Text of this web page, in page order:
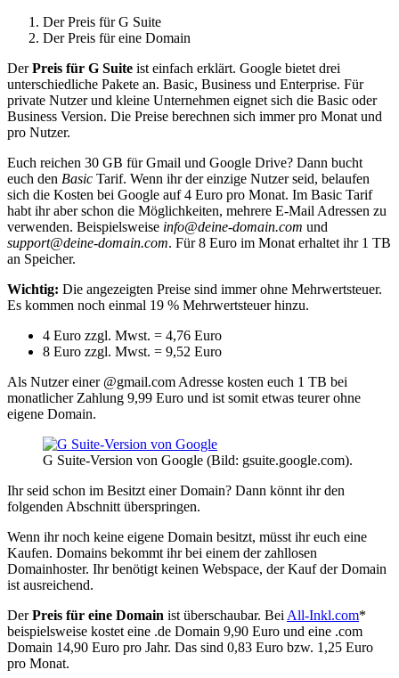
Der Preis für G Suite
Der Preis für eine Domain
DerPreis für G Suite ist einfach erklärt. Google bietet drei
unterschiedliche Pakete an. Basic, Business und Enterprise. Für
private Nutzer und kleine Unternehmen eignet sich die Basic oder
Business Version. Die Preise berechnen sich immer pro Monat und
pro Nutzer.
Euch reichen 30 GB für Gmail und Google Drive? Dann bucht
euch den Basic Tarif. Wenn ihr der einzige Nutzer seid, belaufen
sich die Kosten bei Google auf 4 Euro pro Monat. Im Basic Tarif
habt ihr aber schon die Möglichkeiten, mehrere E-Mail Adressen zu
verwenden. Beispielsweise info@deine-domain.com und
support@deine-domain.com. Für 8 Euro im Monat erhaltet ihr 1 TB
an Speicher.
Wichtig: Die angezeigten Preise sind immer ohne Mehrwertsteuer.
Es kommen noch einmal 19 % Mehrwertsteuer hinzu.
4 Euro zzgl. Mwst. = 4,76 Euro
8 Euro zzgl. Mwst. = 9,52 Euro
Als Nutzer einer @gmail.com Adresse kosten euch 1 TB bei
monatlicher Zahlung 9,99 Euro und ist somit etwas teurer ohne
eigene Domain.
G Suite-Version von Google (Bild: gsuite.google.com).
Ihr seid schon im Besitzt einer Domain? Dann könnt ihr den
folgenden Abschnitt überspringen.
Wenn ihr noch keine eigene Domain besitzt, müsst ihr euch eine
Kaufen. Domains bekommt ihr bei einem der zahllosen
Domainhoster. Ihr benötigt keinen Webspace, der Kauf der Domain
ist ausreichend.
DerPreis für eine Domain ist überschaubar. Bei All-Inkl.com*
beispielsweise kostet eine .de Domain 9,90 Euro und eine .com
Domain 14,90 Euro pro Jahr. Das sind 0,83 Euro bzw. 1,25 Euro
pro Monat.